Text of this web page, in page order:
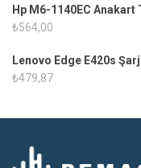
Hp M6-1140EC Anakart
₺564,00
Lenovo Edge E420s
₺479,87